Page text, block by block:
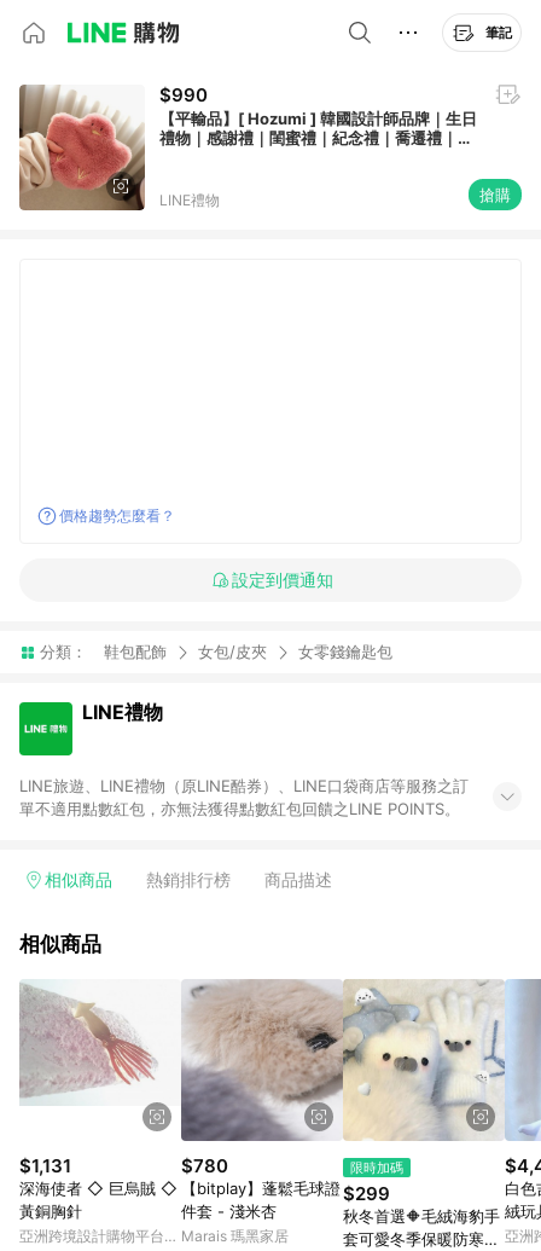
筆記
$990
【平輸品】[ Hozumi ] 韓國設計師品牌｜生日
禮物｜感謝禮｜閨蜜禮｜紀念禮｜喬遷禮｜家
LINE禮物 搶購
價格趨勢怎麼看？
設定到價通知
分類： 鞋包配飾 女包/皮夾 女零錢鑰匙包
LINE禮物
LINE旅遊、LINE禮物（原LINE酷券）、LINE口袋商店等服務之訂
單不適用點數紅包，亦無法獲得點數紅包回饋之LINE POINTS。
相似商品 熱銷排行榜 商品描述
相似商品
$1,131
深海使者 ◇ 巨烏賊 ◇
黃銅胸針
亞洲跨境設計購物平台
$780
【bitplay】蓬鬆毛球證
件套 - 淺米杏
Marais 瑪黑家居
限時加碼
$299
秋冬首選🔶毛絨海豹手
套可愛冬季保暖防寒保
白色
絨玩
公仔
亞洲